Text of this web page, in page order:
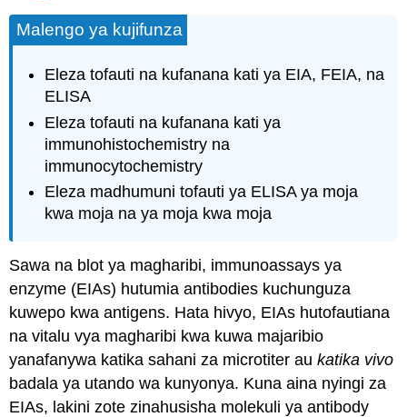
Malengo ya kujifunza
Eleza tofauti na kufanana kati ya EIA, FEIA, na
ELISA
Eleza tofauti na kufanana kati ya
immunohistochemistry na
immunocytochemistry
Eleza madhumuni tofauti ya ELISA ya moja
kwa moja na ya moja kwa moja
Sawa na blot ya magharibi, immunoassays ya
enzyme (EIAs) hutumia antibodies kuchunguza
kuwepo kwa antigens. Hata hivyo, EIAs hutofautiana
na vitalu vya magharibi kwa kuwa majaribio
yanafanywa katika sahani za microtiter aukatika vivo
badala ya utando wa kunyonya. Kuna aina nyingi za
EIAs, lakini zote zinahusisha molekuli ya antibody